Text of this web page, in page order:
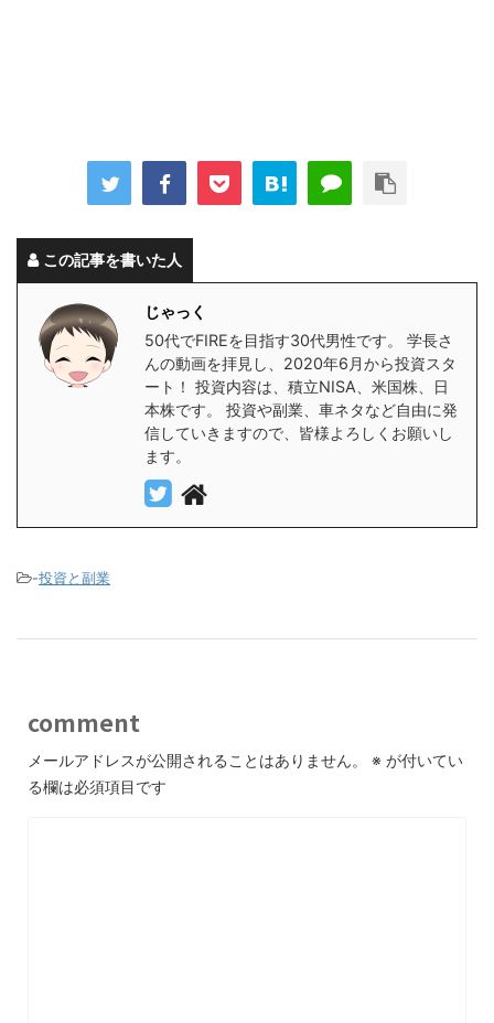
この記事を書いた人
じゃっく
50代でFIREを目指す30代男性です。 学長さ
んの動画を拝見し、2020年6月から投資スタ
ート！ 投資内容は、積立NISA、米国株、日
本株です。 投資や副業、車ネタなど自由に発
信していきますので、皆様よろしくお願いし
ます。
-投資と副業
comment
メールアドレスが公開されることはありません。 ※ が付いてい
る欄は必須項目です